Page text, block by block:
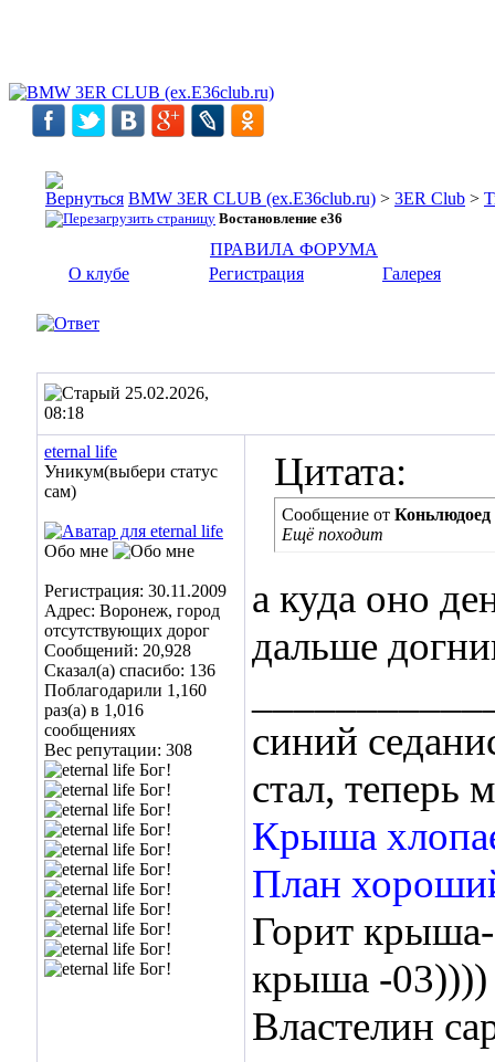
BMW 3ER CLUB (ex.E36club.ru) > 3ER Club >
Востановление e36
ПРАВИЛА ФОРУМА
О клубе
Регистрация Галерея
25.02.2026,
08:18
eternal life
Уникум(выбери статус
сам)
Обо мне
Регистрация: 30.11.2009
Адрес: Воронеж, город
отсутствующих дорог
Сообщений: 20,928
Сказал(а) спасибо: 136
Поблагодарили 1,160
раз(а) в 1,016
сообщениях
Вес репутации: 308
Цитата:
Сообщение от Коньлюдоед
Ещё походит
а куда оно
дальше
синий
стал, теперь
Крыша
План
Горит
крыша -03))))
Властелин